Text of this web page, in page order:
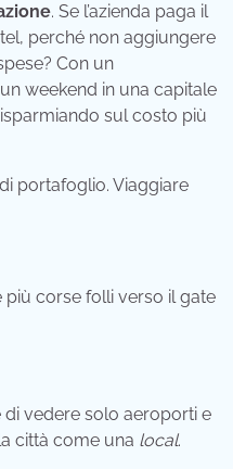
. Se l’azienda paga il
perché non aggiungere
Con un
weekend in una capitale
sul costo più
portafoglio. Viaggiare
più corse folli verso il gate
di vedere solo aeroporti e
città come una local.